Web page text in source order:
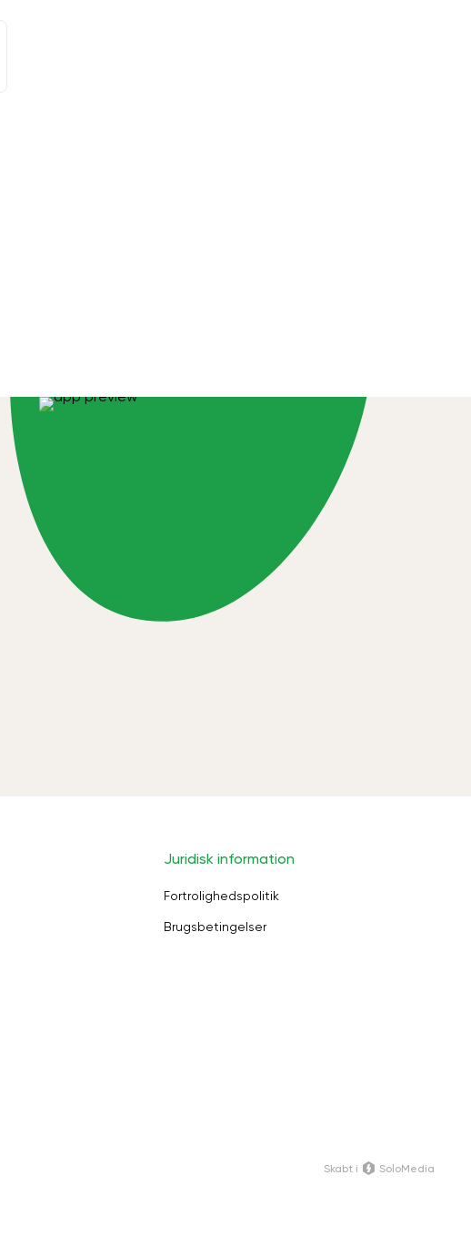
Juridisk information
Fortrolighedspolitik
Brugsbetingelser
Skabt i SoloMedia